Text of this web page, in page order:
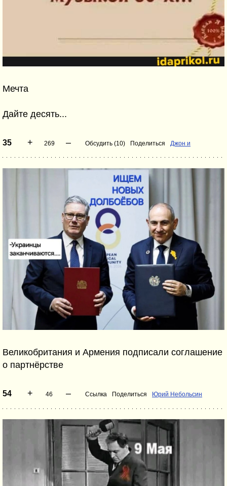
Мечта
Дайте десять...
35 + 269 – Обсудить (10) Поделиться Джон и
Великобритания и Армения подписали соглашение
о партнёрстве
54 + 46 – Ссылка Поделиться Юрий Небольсин